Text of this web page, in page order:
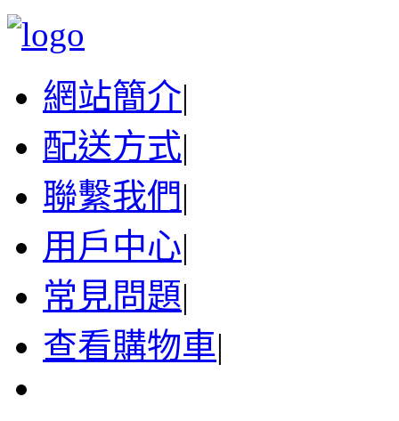
網站簡介|
配送方式|
聯繫我們|
用戶中心|
常見問題|
查看購物車|